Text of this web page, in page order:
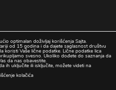
optimalan doživljaj korišćenja Sajta.
od 15 godina i da dajete saglasnost društvu
koristi Vaše lične podatke. Lične podatke lica
svesno. Ukoliko dođete do saznanja da
da nas obavestite.
ih uključite ili isključite, možete videti na
kolačića